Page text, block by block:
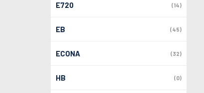
E720 (14)
EB (45)
ECONA (32)
HB (0)